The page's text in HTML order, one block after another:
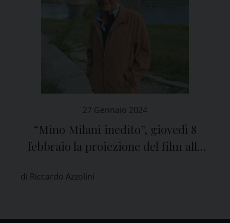
27 Gennaio 2024
“Mino Milani inedito”, giovedì 8
febbraio la proiezione del film alla
di Riccardo Azzolini